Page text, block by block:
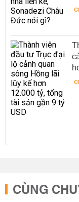
CÙNG